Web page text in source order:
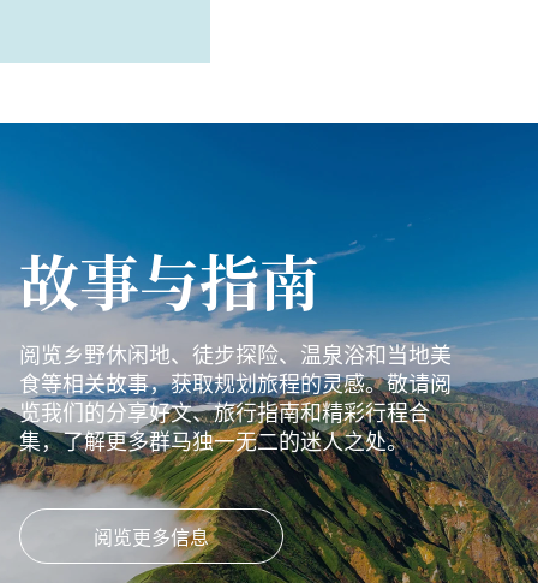
故事与指南
阅览乡野休闲地、徒步探险、温泉浴和当地美
食等相关故事，获取规划旅程的灵感。敬请阅
览我们的分享好文、旅行指南和精彩行程合
集，了解更多群马独一无二的迷人之处。
阅览更多信息